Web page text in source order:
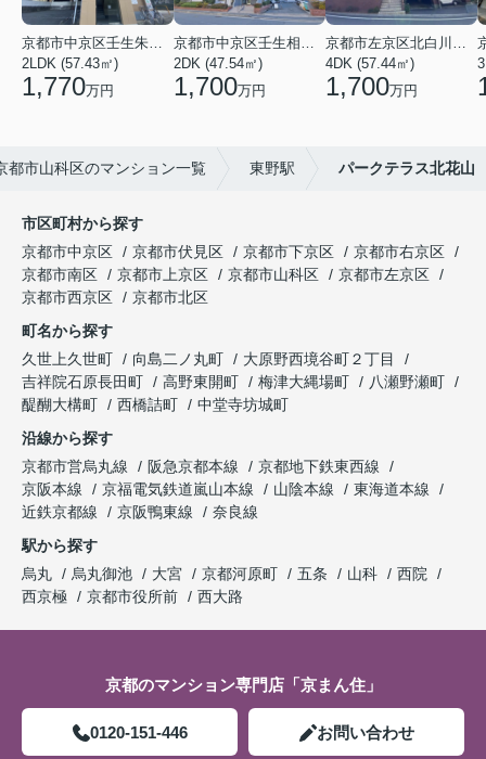
2LDK (57.43㎡)
1,770万円
2DK (47.54㎡)
1,700万円
4DK (57.44㎡)
1,700万円
都市山科区のマンション一覧 東野駅 パークテラス北花山
市区町村から探す
京都市中京区
京都市伏見区 京都市下京区
京都市右京区
京都市南区
京都市上京区 京都市山科区
京都市左京区
京都市西京区
京都市北区
町名から探す
久世上久世町
向島二ノ丸町
大原野西境谷町２丁目
吉祥院石原長田町
高野東開町 梅津大縄場町
八瀬野瀬町
醍醐大構町
西橋詰町
中堂寺坊城町
沿線から探す
京都市営烏丸線
阪急京都本線
京都地下鉄東西線
京阪本線
京福電気鉄道嵐山本線 山陰本線
東海道本線
近鉄京都線
京阪鴨東線
奈良線
駅から探す
烏丸
烏丸御池 大宮 京都河原町 五条 山科
西院
西京極
京都市役所前 西大路
京都のマンション専門店「京まん住」
0120-151-446 お問い合わせ